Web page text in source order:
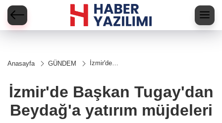
Anasayfa GÜNDEM
İzmir'de
Beydağ'a
yatırım
müjdeleri
İzmir'de Başkan Tugay'dan
Beydağ'a yatırım müjdeleri